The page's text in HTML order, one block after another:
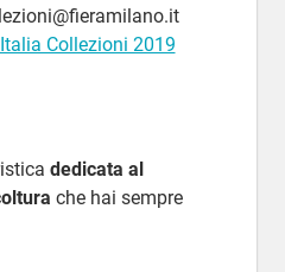
Collezioni 2019
dedicata al
che hai sempre